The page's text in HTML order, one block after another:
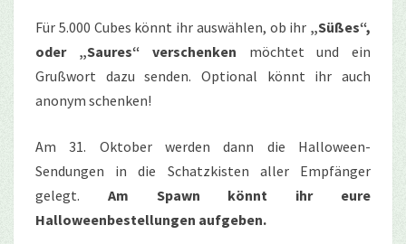
Für 5.000 Cubes könnt ihr auswählen, ob ihr „Süßes“,
oder „Saures“ verschenken möchtet und ein
Grußwort dazu senden. Optional könnt ihr auch
anonym schenken!
Am 31. Oktober werden dann die Halloween-
Sendungen in die Schatzkisten aller Empfänger
gelegt. Am Spawn könnt ihr eure
Halloweenbestellungen aufgeben.